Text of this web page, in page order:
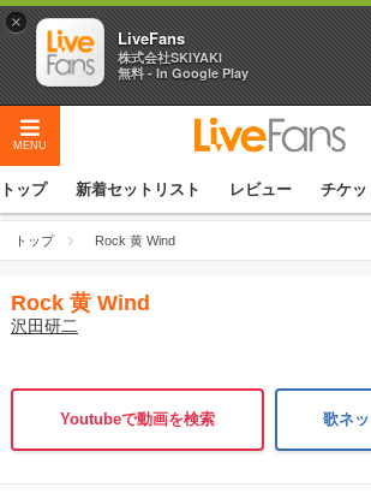
MENU
トップ 新着セットリスト レビュー チケッ
トップ Rock 黄 Wind
Rock 黄 Wind
沢田研二
Youtubeで動画を検索 歌ネ
×
LiveFans
株式会社SKIYAKI
無料 - In Google Play